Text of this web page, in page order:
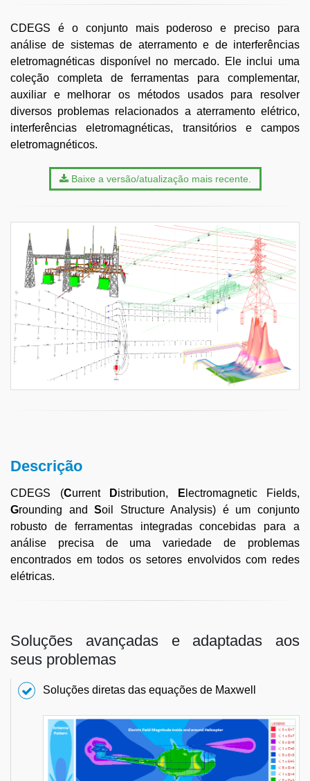
CDEGS é o conjunto mais poderoso e preciso para
análise de sistemas de aterramento e de interferências
eletromagnéticas disponível no mercado. Ele inclui uma
coleção completa de ferramentas para complementar,
auxiliar e melhorar os métodos usados para resolver
diversos problemas relacionados a aterramento elétrico,
interferências eletromagnéticas, transitórios e campos
eletromagnéticos.
Baixe a versão/atualização mais recente.
Descrição
CDEGS (Current Distribution, E lectromagnetic Fields,
Grounding andSoil Structure Analysis) é um conjunto
robusto de ferramentas integradas concebidas para a
análise precisa de uma variedade de problemas
encontrados em todos os setores envolvidos com redes
elétricas.
Soluções avançadas e adaptadas aos
seus problemas
Soluções diretas das equações de Maxwell